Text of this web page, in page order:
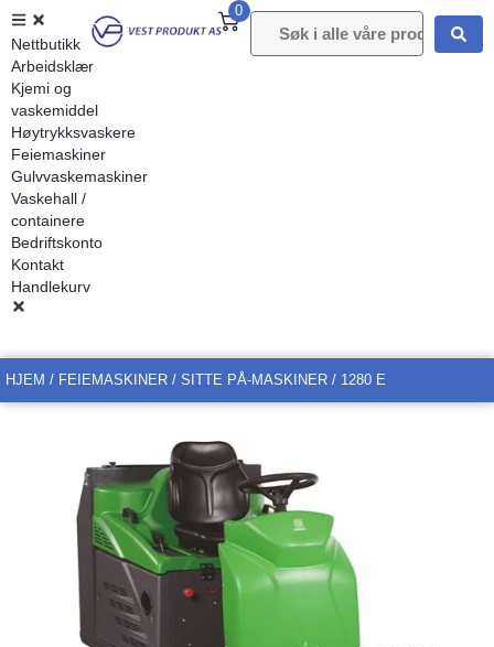
0
Nettbutikk
Arbeidsklær
Kjemi og
vaskemiddel
Høytrykksvaskere
Feiemaskiner
Gulvvaskemaskiner
Vaskehall /
containere
Bedriftskonto
Kontakt
Handlekurv
HJEM / FEIEMASKINER / SITTE PÅ-MASKINER / 1280 E